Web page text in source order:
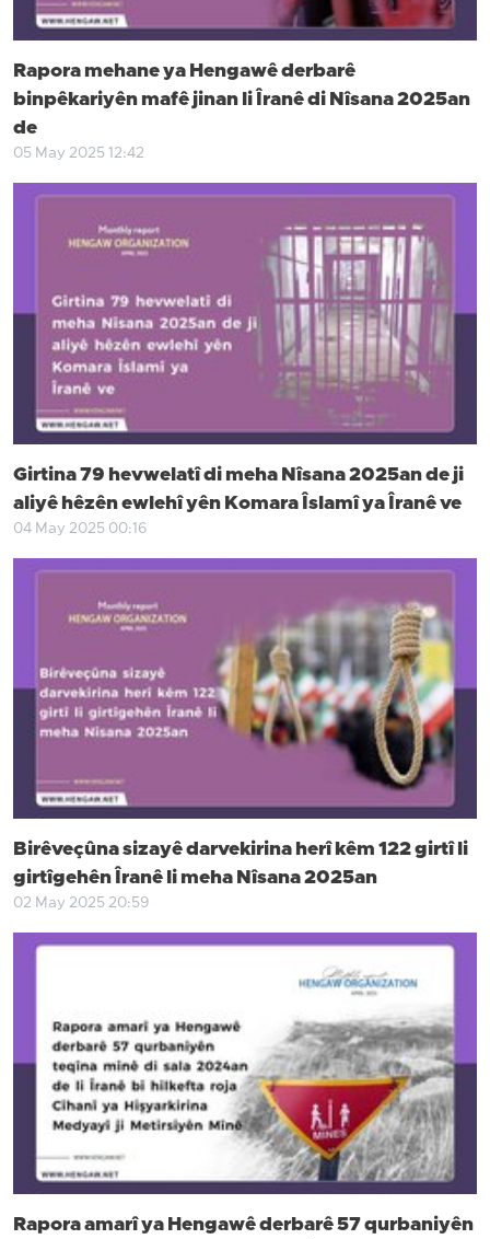
Rapora mehane ya Hengawê derbarê
binpêkariyên mafê jinan li Îranê di Nîsana 2025an
de
05 May 2025 12:42
Girtina 79 hevwelatî di meha Nîsana 2025an de ji
aliyê hêzên ewlehî yên Komara Îslamî ya Îranê ve
04 May 2025 00:16
Birêveçûna sizayê darvekirina herî kêm 122 girtî li
girtîgehên Îranê li meha Nîsana 2025an
02 May 2025 20:59
Rapora amarî ya Hengawê derbarê 57 qurbaniyên